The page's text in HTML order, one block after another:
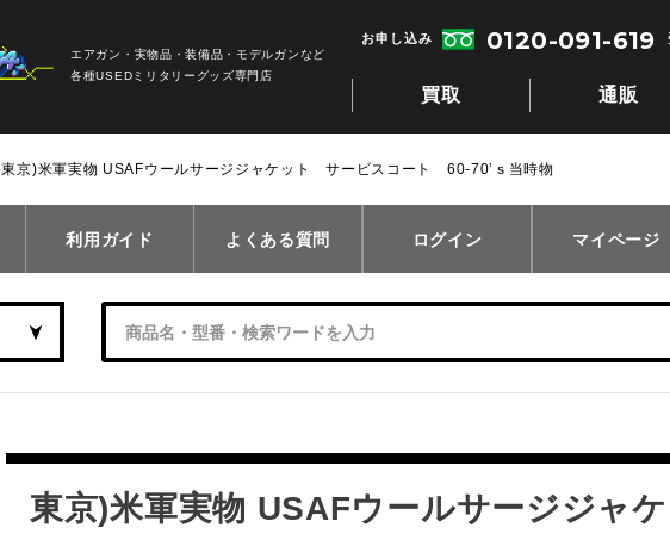
エアガン・実物品・装備品・モデルガンなど
各種USEDミリタリーグッズ専門店
買取 通販
お申し込み 0120-091-619
東京)米軍実物 USAFウールサージジャケット サービスコート 60-70’ｓ当時物
利用ガイド よくある質問 ログイン マイページ
東京)米軍実物 USAFウールサージジ